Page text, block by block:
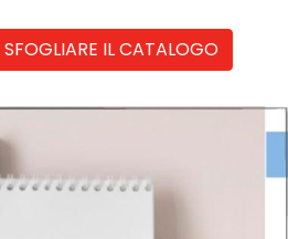
IL CATALOGO